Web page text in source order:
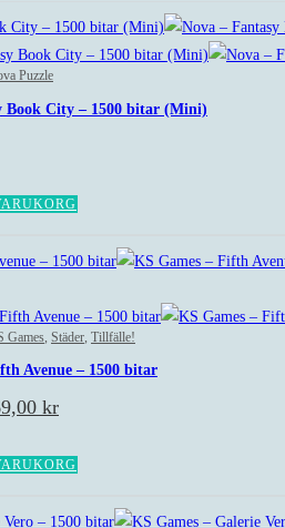
Puzzle
Book City – 1500 bitar (Mini)
Games Städer Tillfälle!
Avenue – 1500 bitar
krDet
nuvarande
är: